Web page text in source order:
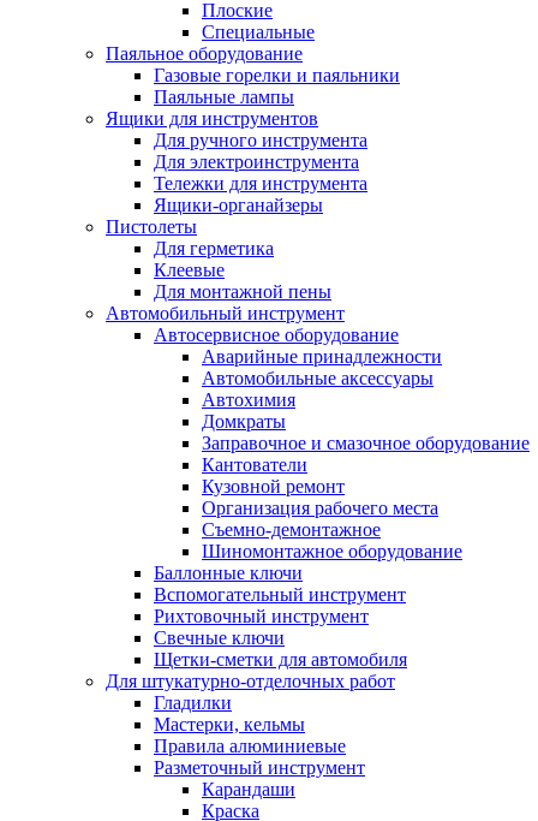
Плоские
Специальные
Паяльное оборудование
Газовые горелки и паяльники
Паяльные лампы
Ящики для инструментов
Для ручного инструмента
Для электроинструмента
Тележки для инструмента
Ящики-органайзеры
Пистолеты
Для герметика
Клеевые
Для монтажной пены
Автомобильный инструмент
Автосервисное оборудование
Аварийные принадлежности
Автомобильные аксессуары
Автохимия
Домкраты
Заправочное и смазочное оборудование
Кантователи
Кузовной ремонт
Организация рабочего места
Съемно-демонтажное
Шиномонтажное оборудование
Баллонные ключи
Вспомогательный инструмент
Рихтовочный инструмент
Свечные ключи
Щетки-сметки для автомобиля
Для штукатурно-отделочных работ
Гладилки
Мастерки, кельмы
Правила алюминиевые
Разметочный инструмент
Карандаши
Краска